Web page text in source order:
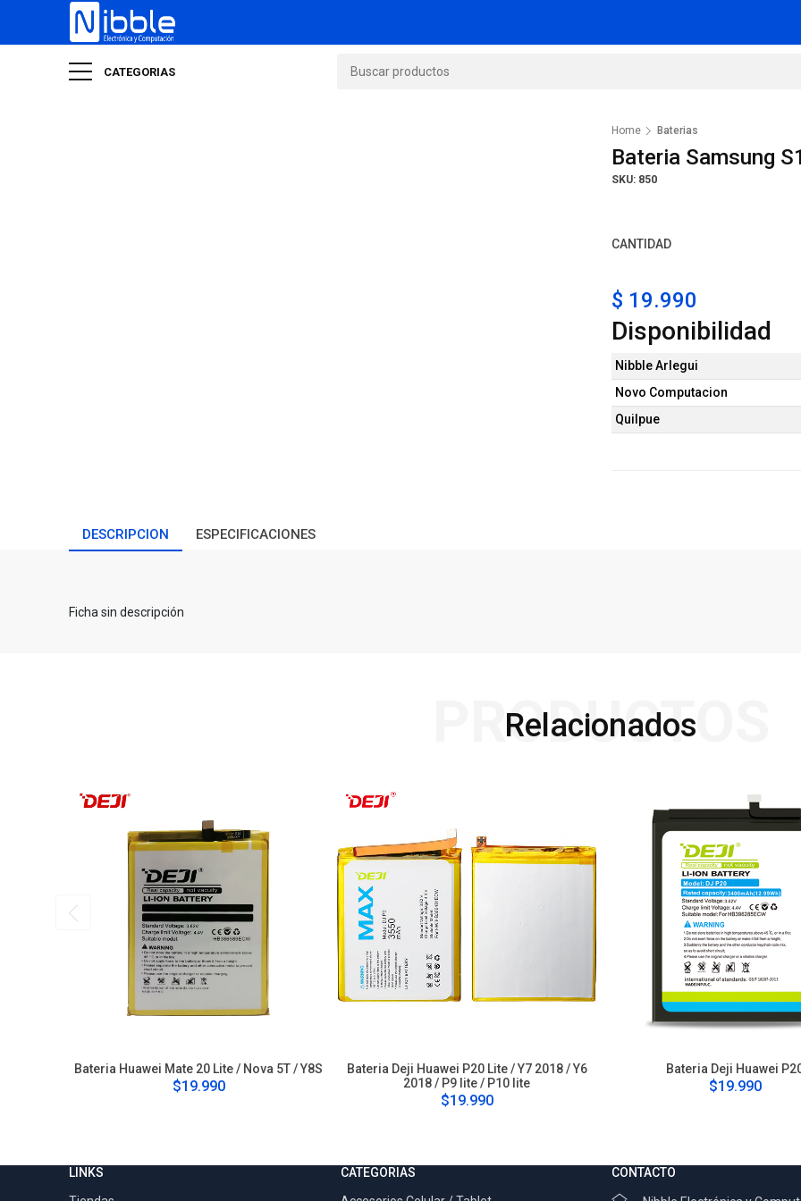
CATEGORIAS
Home Baterias
Bateria Samsung
SKU: 850
CANTIDAD
$ 19.990
Disponibilidad
Nibble Arlegui
Novo Computacion
Quilpue
DESCRIPCION ESPECIFICACIONES
Ficha sin descripción
Relacionados
PRODUCTOS
Bateria Huawei Mate 20 Lite / Nova 5T / Y8S
$19.990
Bateria Deji Huawei P20 Lite / Y7 2018 / Y6
2018 / P9 lite / P10 lite
$19.990
Bateria Deji Huawei
$19.990
LINKS
CATEGORIAS
CONTACTO